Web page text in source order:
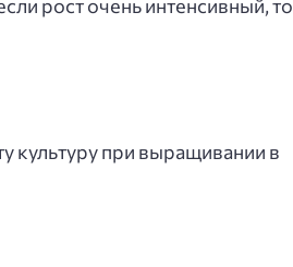
рост очень интенсивный, то
культуру при выращивании в